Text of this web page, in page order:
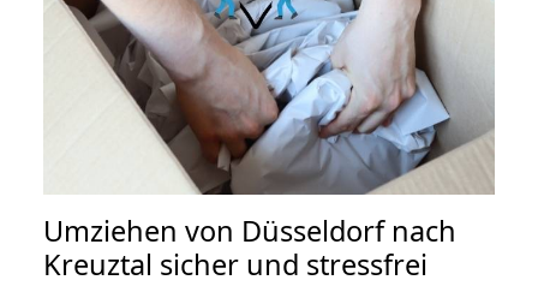
Umziehen von Düsseldorf nach
Kreuztal sicher und stressfrei